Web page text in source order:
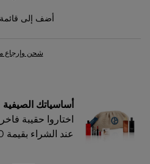
7
أضف إلى قائمة
شحن وإرجاع
أساسياتك الصيفية
عند الشراء بقيمة 850 درهم.​